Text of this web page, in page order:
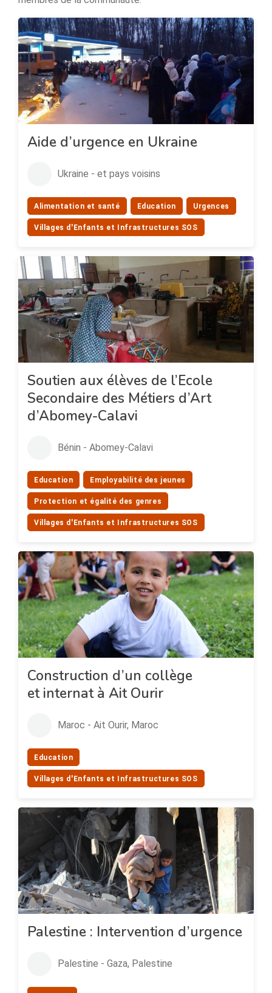
Aide d’urgence en Ukraine
Ukraine - et pays voisins
Alimentation et santé Education Urgences
Villages d'Enfants et Infrastructures SOS
Soutien aux élèves de l’Ecole
Secondaire des Métiers d’Art
d’Abomey-Calavi
Bénin - Abomey-Calavi
Education Employabilité des jeunes
Protection et égalité des genres
Villages d'Enfants et Infrastructures SOS
Construction d’un collège
et internat à Ait Ourir
Maroc - Ait Ourir, Maroc
Education
Villages d'Enfants et Infrastructures SOS
Palestine : Intervention d’urgence
Palestine - Gaza, Palestine